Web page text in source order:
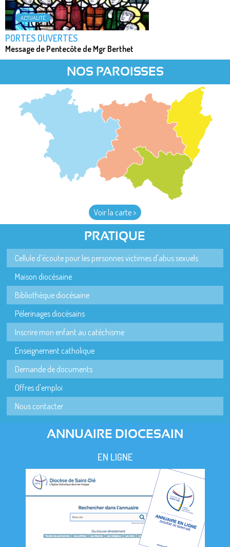
ACTUALITÉ
PORTES OUVERTES
Message de Pentecôte de Mgr Berthet
NOS PAROISSES
Voir la carte >
PRATIQUE
Cellule d'écoute pour les personnes victimes d'abus sexuels
Maison diocésaine
Bibliothèque diocésaine
Pèlerinages diocésains
Inscrire mon enfant au catéchisme
Enseignement catholique
Demande de documents
Offres d'emploi
Nous contacter
ANNUAIRE DIOCESAIN
EN LIGNE